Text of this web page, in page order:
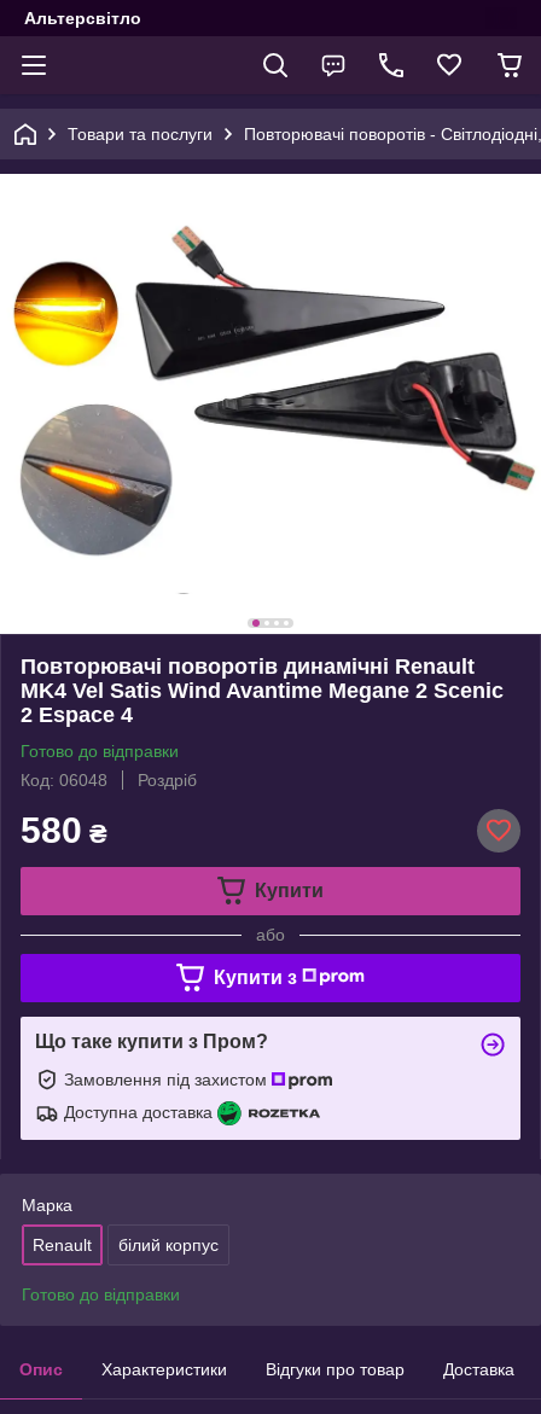
Альтерсвітло
Товари та послуги Повторювачі поворотів -
Повторювачі поворотів динамічні Renault
MK4 Vel Satis Wind Avantime Megane 2 Scenic
2 Espace 4
Готово до відправки
Код: 06048
Роздріб
580 ₴
Купити
або
Купити з
Що таке купити з Пром?
Замовлення під захистом
Доступна доставка
Марка
Renault білий корпус
Готово до відправки
Опис Характеристики Відгуки про товар Доставка